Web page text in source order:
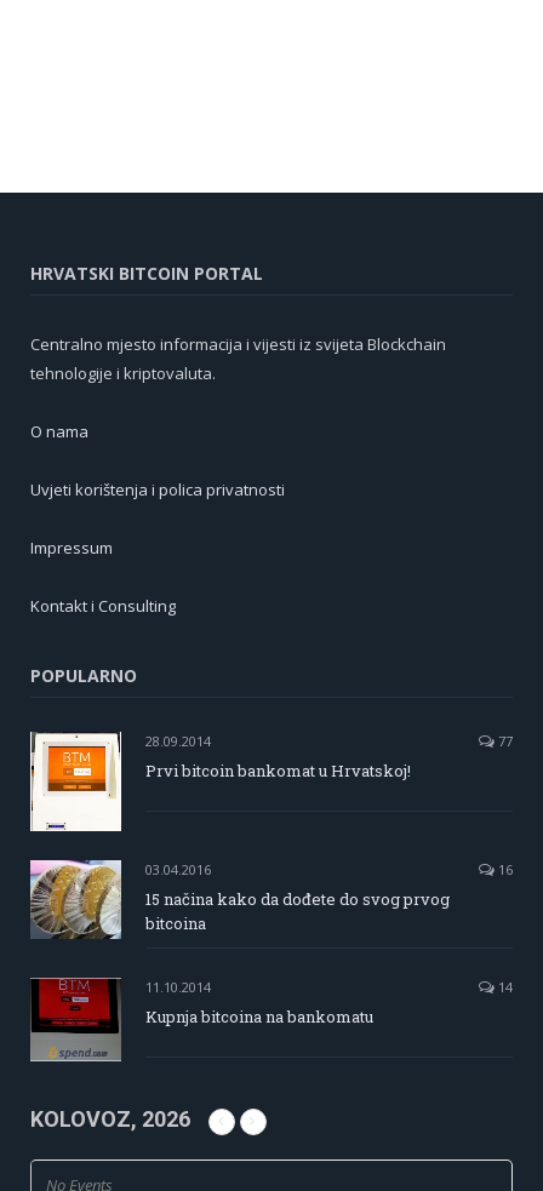
HRVATSKI BITCOIN PORTAL
Centralno mjesto informacija i vijesti iz svijeta Blockchain
tehnologije i kriptovaluta.
O nama
Uvjeti korištenja i polica privatnosti
Impressum
Kontakt i Consulting
POPULARNO
28.09.2014 77
Prvi bitcoin bankomat u Hrvatskoj!
03.04.2016 16
15 načina kako da dođete do svog prvog
bitcoina
11.10.2014 14
Kupnja bitcoina na bankomatu
KOLOVOZ, 2026
No Events